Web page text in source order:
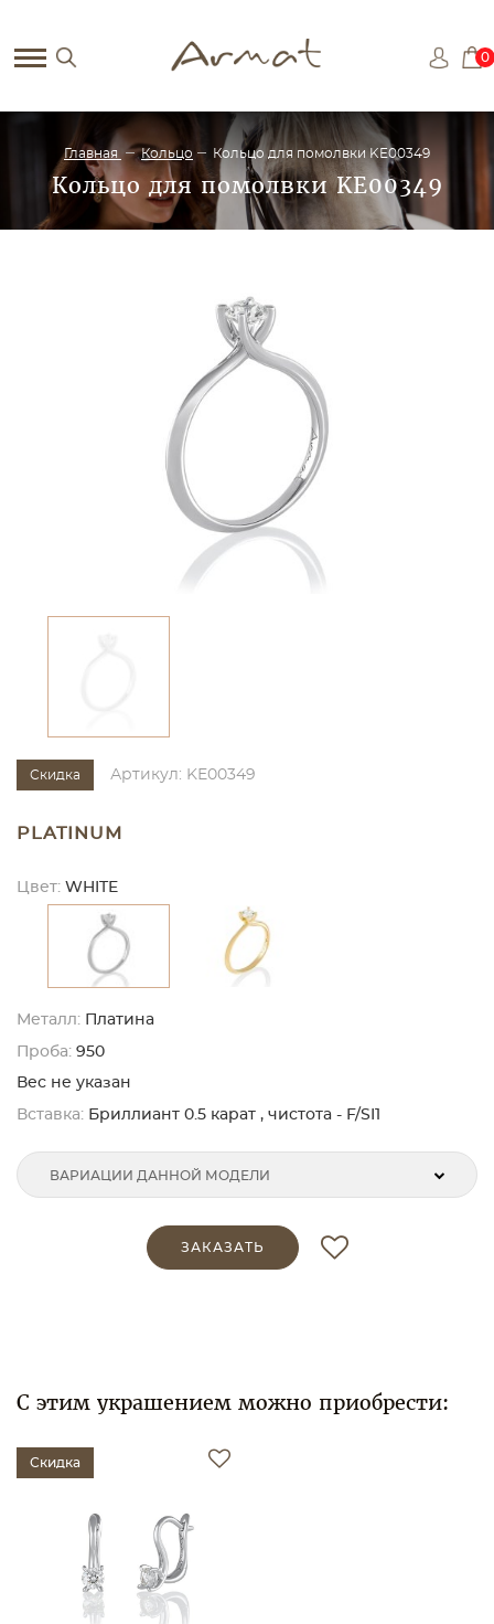
0
Главная Кольцо Кольцо для помолвки KE00349
Кольцо для помолвки KE00349
Скидка Артикул: KE00349
PLATINUM
Цвет: WHITE
Металл: Платина
Проба: 950
Вес не указан
Вставка: Бриллиант 0.5 карат , чистота - F/SI1
ВАРИАЦИИ ДАННОЙ МОДЕЛИ
ЗАКАЗАТЬ
С этим украшением можно приобрести:
Скидка